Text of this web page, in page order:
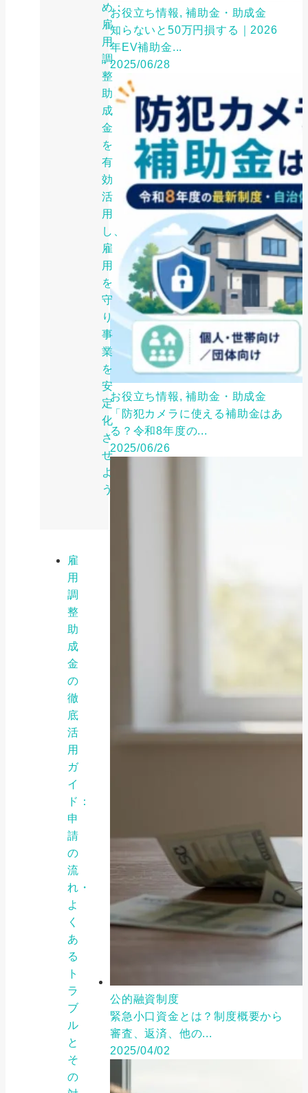
め：
雇
用
調
整
助
成
金
を
有
効
活
用
し、
雇
用
を
守
り
事
業
を
安
定
化
さ
せ
よ
う
雇
用
調
整
助
成
金
の
徹
底
活
用
ガ
イ
ド：
申
請
の
流
れ・
よ
く
あ
る
ト
ラ
ブ
ル
と
そ
の
お役立ち情報, 補助金・助成金
知らないと50万円損する｜2026
年EV補助金...
2025/06/28
お役立ち情報, 補助金・助成金
「防犯カメラに使える補助金はあ
る？令和8年度の...
2025/06/26
公的融資制度
緊急小口資金とは？制度概要から
審査、返済、他の...
2025/04/02